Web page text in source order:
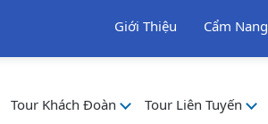
Giới Thiệu Cẩm Nang
Tour Khách Đoàn Tour Liên Tuyến